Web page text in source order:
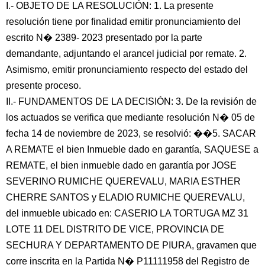
I.- OBJETO DE LA RESOLUCIÓN: 1. La presente
resolución tiene por finalidad emitir pronunciamiento del
escrito N� 2389- 2023 presentado por la parte
demandante, adjuntando el arancel judicial por remate. 2.
Asimismo, emitir pronunciamiento respecto del estado del
presente proceso.
II.- FUNDAMENTOS DE LA DECISIÓN: 3. De la revisión de
los actuados se verifica que mediante resolución N� 05 de
fecha 14 de noviembre de 2023, se resolvió: ��5. SACAR
A REMATE el bien Inmueble dado en garantía, SAQUESE a
REMATE, el bien inmueble dado en garantía por JOSE
SEVERINO RUMICHE QUEREVALU, MARIA ESTHER
CHERRE SANTOS y ELADIO RUMICHE QUEREVALU,
del inmueble ubicado en: CASERIO LA TORTUGA MZ 31
LOTE 11 DEL DISTRITO DE VICE, PROVINCIA DE
SECHURA Y DEPARTAMENTO DE PIURA, gravamen que
corre inscrita en la Partida N� P11111958 del Registro de